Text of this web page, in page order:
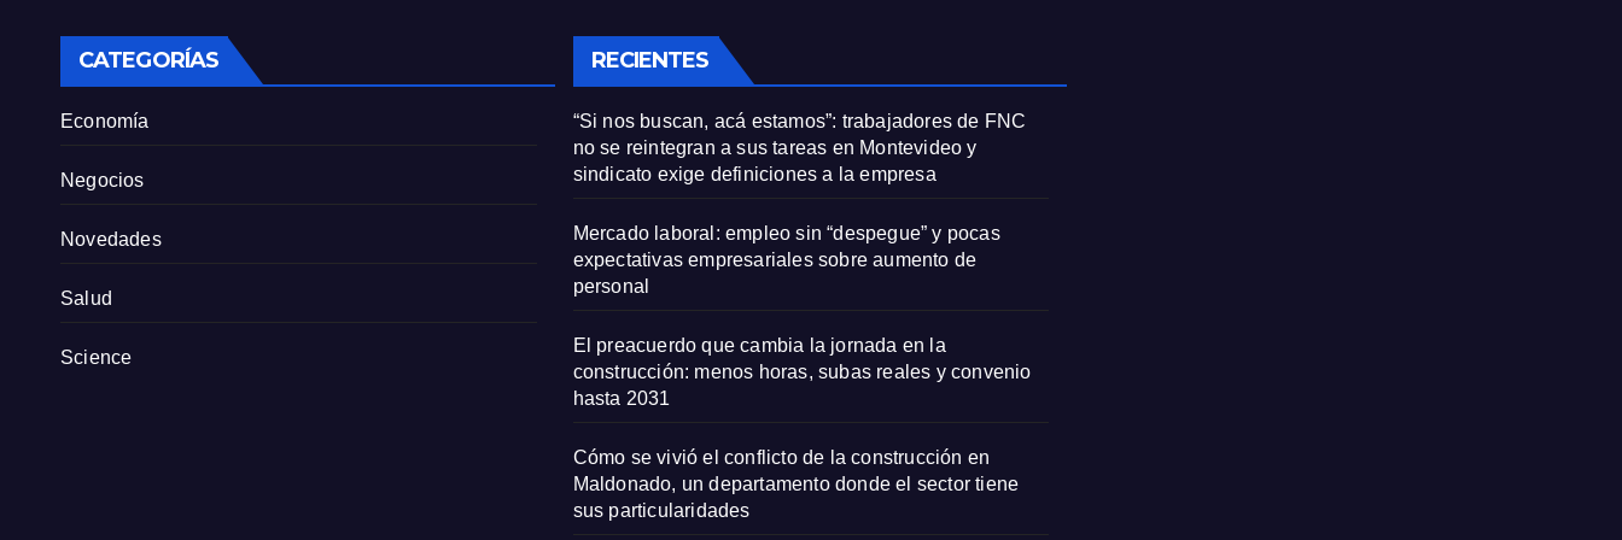
definiciones a la
empresa
CATEGORÍAS
Economía
Negocios
Novedades
Salud
Science
RECIENTES
“Si nos buscan, acá estamos”: trabajadores de FNC
no se reintegran a sus tareas en Montevideo y
sindicato exige definiciones a la empresa
Mercado laboral: empleo sin “despegue” y pocas
expectativas empresariales sobre aumento de
personal
El preacuerdo que cambia la jornada en la
construcción: menos horas, subas reales y convenio
hasta 2031
Cómo se vivió el conflicto de la construcción en
Maldonado, un departamento donde el sector tiene
sus particularidades